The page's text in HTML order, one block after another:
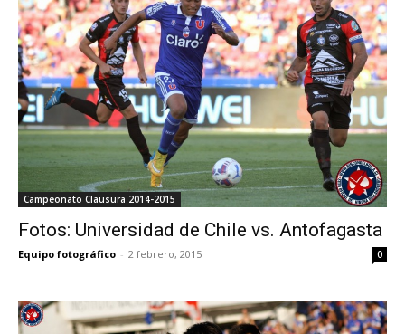
Campeonato Clausura 2014-2015
Fotos: Universidad de Chile vs. Antofagasta
Equipo fotográfico - 2 febrero, 2015 0